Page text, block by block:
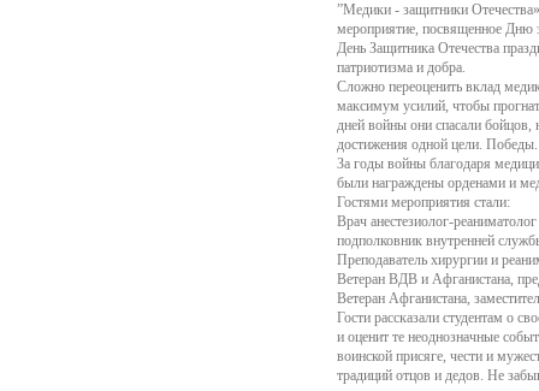
”Медики - защитники
мероприятие, посвященное Дню
День Защитника Отечества
патриотизма и добра.
Сложно переоценить вклад
максимум усилий, чтобы
дней войны они спасали бойцов,
достижения одной цели. Победы.
За годы войны благодаря
были награждены орденами и
Гостями мероприятия стали:
Врач анестезиолог-
подполковник внутренней
Преподаватель хирургии и
Ветеран ВДВ и Афганистана,
Ветеран Афганистана,
Гости рассказали студентам о
и оценит те неоднозначные
воинской присяге, чести и
традиций отцов и дедов. Не